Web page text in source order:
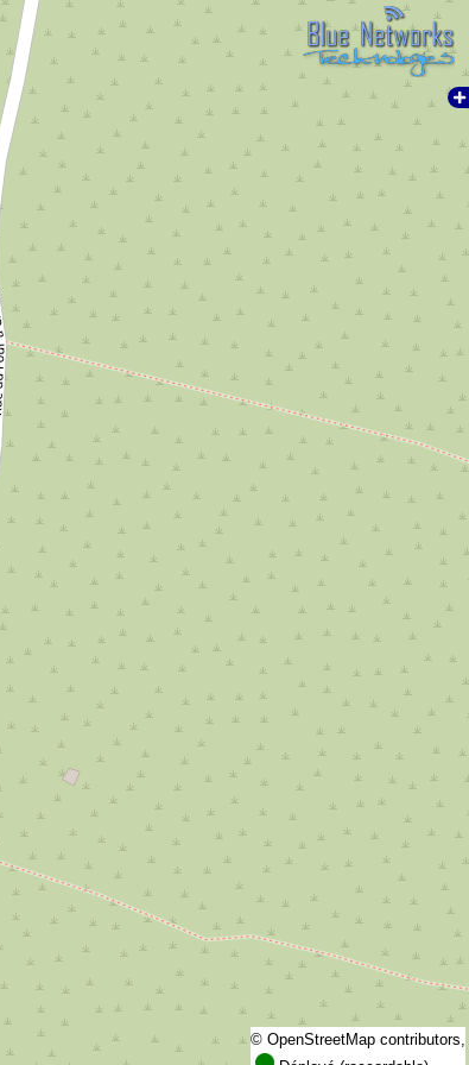
© OpenStreetMap contributors,